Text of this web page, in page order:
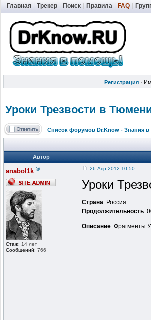
Главная Трекер Поиск Правила FAQ
Регистрация ·
Уроки Трезвости в Тюмени
Список форумов Dr.Know - Знания
Автор
anabol1k ®
Стаж: 14 лет
Сообщений: 766
26-Апр-2012 10:50
Уроки
Страна: Россия
Продолжительность:
Описание: Фрагменты